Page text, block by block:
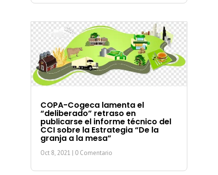
COPA-Cogeca lamenta el
“deliberado” retraso en
publicarse el informe técnico del
CCI sobre la Estrategia “De la
granja a la mesa”
Oct 8, 2021 | 0 Comentario